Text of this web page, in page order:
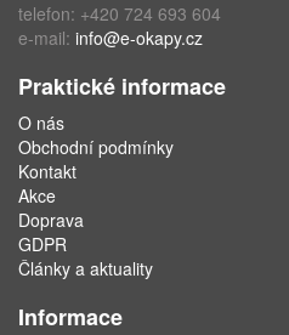
telefon: +420 724 693 604
e-mail: info@e-okapy.cz
Praktické informace
O nás
Obchodní podmínky
Kontakt
Akce
Doprava
GDPR
Články a aktuality
Informace